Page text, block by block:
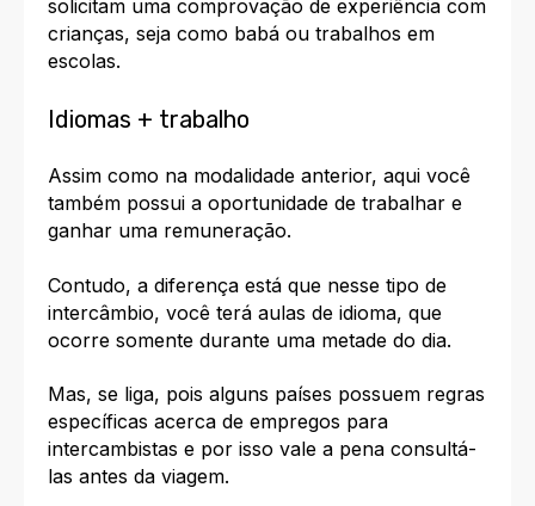
solicitam uma comprovação de experiência com
crianças, seja como babá ou trabalhos em
escolas.
Idiomas + trabalho
Assim como na modalidade anterior, aqui você
também possui a oportunidade de trabalhar e
ganhar uma remuneração.
Contudo, a diferença está que nesse tipo de
intercâmbio, você terá aulas de idioma, que
ocorre somente durante uma metade do dia.
Mas, se liga, pois alguns países possuem regras
específicas acerca de empregos para
intercambistas e por isso vale a pena consultá-
las antes da viagem.